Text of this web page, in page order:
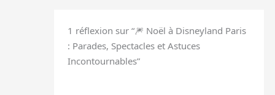
1 réflexion sur “🎆 Noël à Disneyland Paris
: Parades, Spectacles et Astuces
Incontournables”